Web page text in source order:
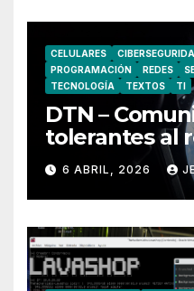
CELULARES
PROGRAMACIÓN
REDES
TECNOLOGÍA
TEXTOS TI
DTN –
tolerantes al
6 ABRIL, 2026